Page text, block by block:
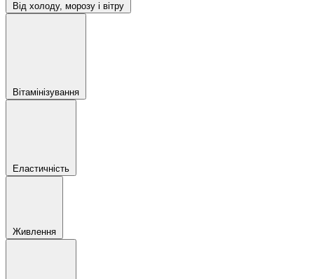
Від холоду, морозу і вітру
Вітамінізування
Еластичність
Живлення